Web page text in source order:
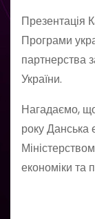
Презентація
Програми
партнерства
України.
Нагадаємо,
року Данська
економіки та